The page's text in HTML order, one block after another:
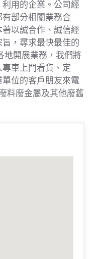
用的企業。公司經
部分相關業務合
以誠合作、誠信經
，尋求最快最佳的
地開展業務，我們將
車上門看貨、定
位的客戶朋友來電
料廢金屬及其他廢舊